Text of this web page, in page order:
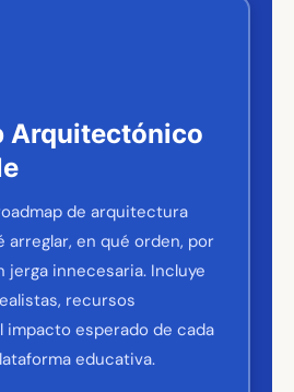
Arquitectónico
de arquitectura
arreglar, en qué orden, por
jerga innecesaria. Incluye
recursos
impacto esperado de cada
educativa.